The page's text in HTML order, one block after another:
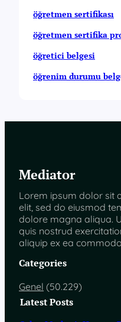
öğretmen sertifikası
öğretmen sertifika
öğretici belgesi
öğrenim durumu
Mediator
Lorem ipsum dolor sit
elit, sed do eiusmod
dolore magna aliqua.
quis nostrud
aliquip ex ea
Categories
Genel (50.229)
Latest Posts